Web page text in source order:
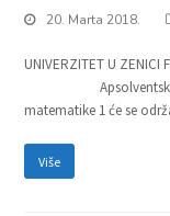
20. Marta 2018.
UNIVERZITET U ZENICI
Apsolventski
matematike 1 će se
Više